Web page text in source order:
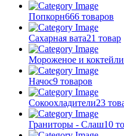
Попкорн666 товаров
Сахарная вата21 товар
Мороженое и коктейли
Начос9 товаров
Сокоохладители23
Граниторы - Слаш10